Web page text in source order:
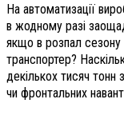
На автоматизації
в жодному разі
якщо в розпал сезону
транспортер?
декількох тисяч
чи фронтальних